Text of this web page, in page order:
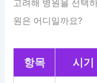
고려해 병원을 선택
원은 어디일까요?
항목 시기